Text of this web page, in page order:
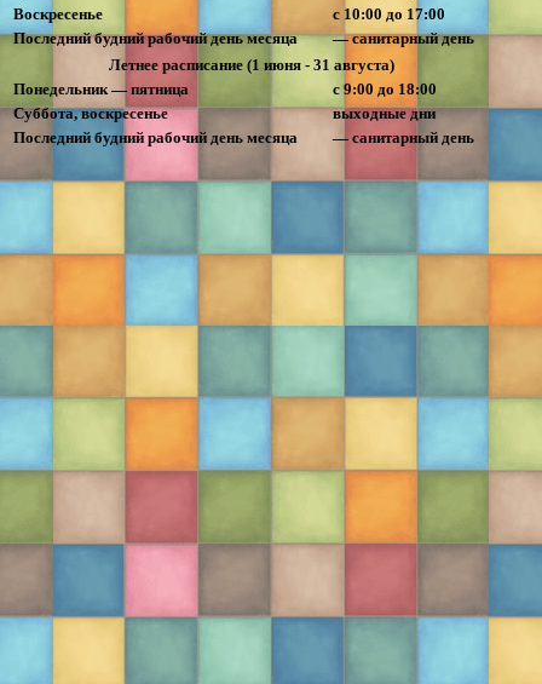
Воскресенье
с 10:00 до 17:00
Последний будний рабочий день месяца
— санитарный день
Летнее расписание (1 июня - 31 августа)
Понедельник — пятница
с 9:00 до 18:00
Суббота, воскресенье
выходные дни
Последний будний рабочий день месяца
— санитарный день